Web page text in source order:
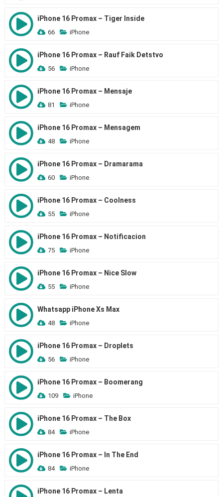
iPhone 16 Promax – Tiger Inside
66 iPhone
iPhone 16 Promax – Rauf Faik Detstvo
56 iPhone
iPhone 16 Promax – Mensaje
81 iPhone
iPhone 16 Promax – Mensagem
48 iPhone
iPhone 16 Promax – Dramarama
60 iPhone
iPhone 16 Promax – Coolness
55 iPhone
iPhone 16 Promax – Notificacion
75 iPhone
iPhone 16 Promax – Nice Slow
55 iPhone
Whatsapp iPhone Xs Max
48 iPhone
iPhone 16 Promax – Droplets
56 iPhone
iPhone 16 Promax – Boomerang
109 iPhone
iPhone 16 Promax – The Box
84 iPhone
iPhone 16 Promax – In The End
84 iPhone
iPhone 16 Promax – Lenta